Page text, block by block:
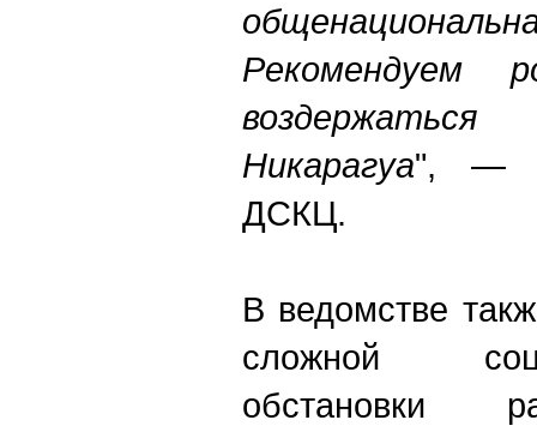
Рекомендуем
Никарагуа", —
ДСКЦ.
В ведомстве
сложной
обстановки